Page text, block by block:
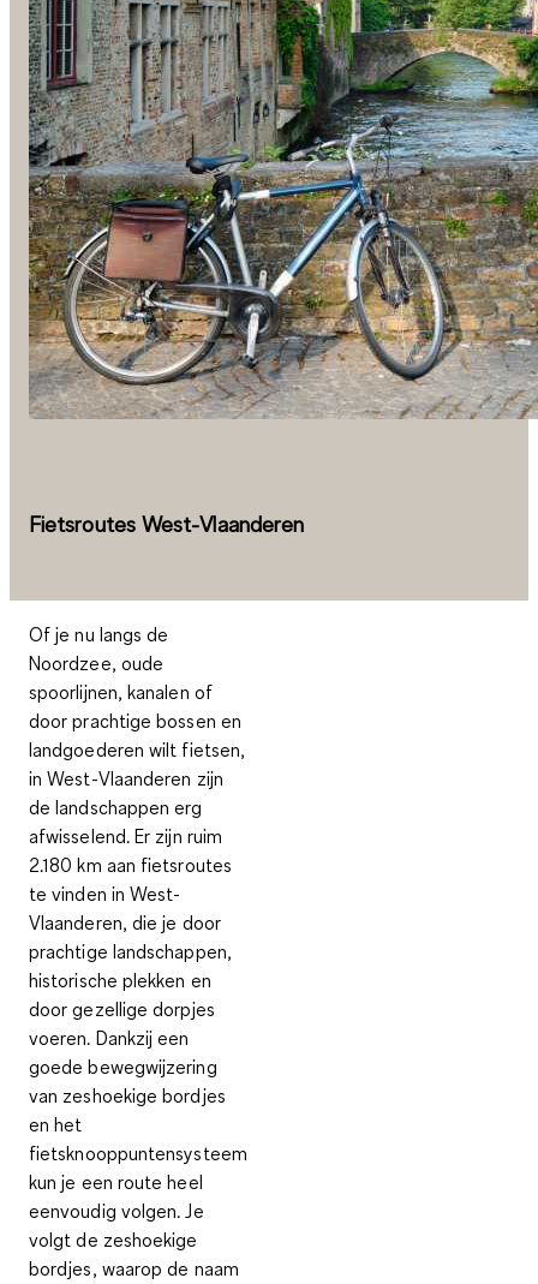
Fietsroutes West-Vlaanderen
Of je nu langs de
Noordzee, oude
spoorlijnen, kanalen of
door prachtige bossen en
landgoederen wilt fietsen,
in West-Vlaanderen zijn
de landschappen erg
afwisselend. Er zijn ruim
2.180 km aan fietsroutes
te vinden in West-
Vlaanderen, die je door
prachtige landschappen,
historische plekken en
door gezellige dorpjes
voeren. Dankzij een
goede bewegwijzering
van zeshoekige bordjes
en het
fietsknooppuntensysteem
kun je een route heel
eenvoudig volgen. Je
volgt de zeshoekige
bordjes, waarop de naam